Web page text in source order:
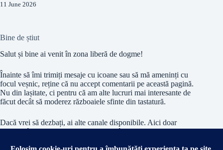
11 June 2026
Bine de știut
Salut și bine ai venit în zona liberă de dogme!
Înainte să îmi trimiți mesaje cu icoane sau să mă ameninți cu
focul veșnic, reține că nu accept comentarii pe această pagină.
Nu din lașitate, ci pentru că am alte lucruri mai interesante de
făcut decât să moderez războaiele sfinte din tastatură.
Dacă vrei să dezbați, ai alte canale disponibile. Aici doar
citești și înghiți – ca la slujbă, doar că în sens invers.